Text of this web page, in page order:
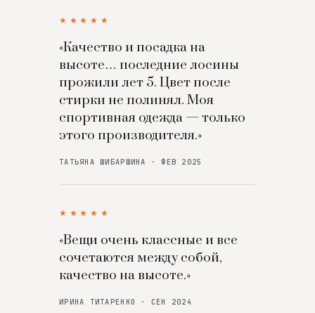
★★★★★
«Качество и посадка на
высоте… последние лосины
прожили лет 5. Цвет после
стирки не полинял. Моя
спортивная одежда — только
этого производителя.»
ТАТЬЯНА ШИБАРШИНА · ФЕВ 2025
★★★★★
«Вещи очень классные и все
сочетаются между собой,
качество на высоте.»
ИРИНА ТИТАРЕНКО · СЕН 2024